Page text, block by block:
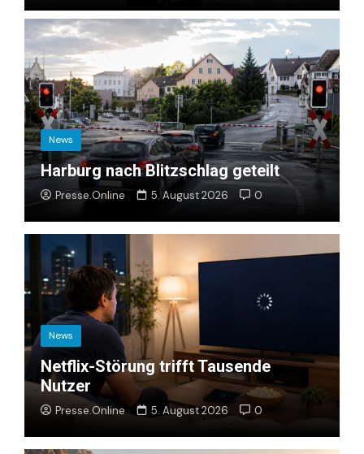
News
Harburg nach Blitzschlag geteilt
Presse.Online 5. August 2026 0
News
Netflix-Störung trifft Tausende
Nutzer
Presse.Online 5. August 2026 0